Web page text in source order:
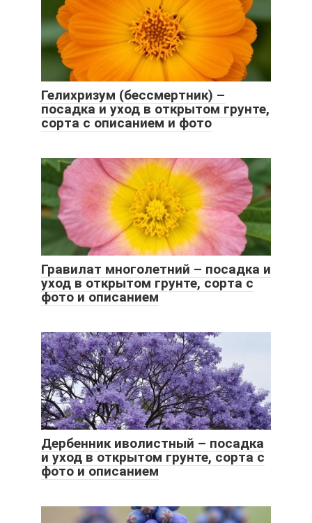
Гелихризум (бессмертник) –
посадка и уход в открытом грунте,
сорта с описанием и фото
Гравилат многолетний – посадка и
уход в открытом грунте, сорта с
фото и описанием
Дербенник иволистный – посадка
и уход в открытом грунте, сорта с
фото и описанием